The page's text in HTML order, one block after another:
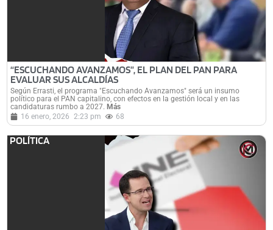
“ESCUCHANDO AVANZAMOS”, EL PLAN DEL PAN PARA
EVALUAR SUS ALCALDÍAS
Según Errasti, el programa "Escuchando Avanzamos" será un insumo
político para el PAN capitalino, con efectos en la gestión local y en las
candidaturas rumbo a 2027.Más
16 enero, 2026 2:23 pm 68
POLÍTICA